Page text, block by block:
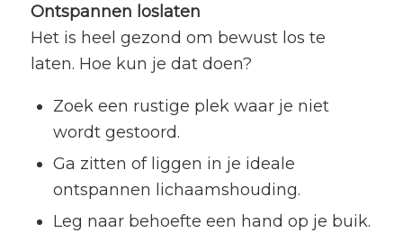
Ontspannen loslaten
Het is heel gezond om bewust los te
laten. Hoe kun je dat doen?
Zoek een rustige plek waar je niet
wordt gestoord.
Ga zitten of liggen in je ideale
ontspannen lichaamshouding.
Leg naar behoefte een hand op je buik.